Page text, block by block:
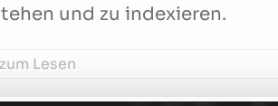
und zu indexieren.
Lesen